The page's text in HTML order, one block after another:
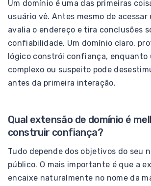
Um domínio é uma das primeiras
usuário vê. Antes mesmo de acessar
avalia o endereço e tira conclusões
confiabilidade. Um domínio claro,
lógico constrói confiança, enquanto
complexo ou suspeito pode
antes da primeira interação.
Qual extensão de domínio é
construir confiança?
Tudo depende dos objetivos do seu
público. O mais importante é que a
encaixe naturalmente no nome da